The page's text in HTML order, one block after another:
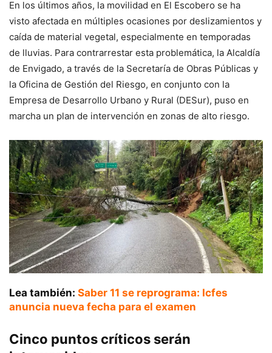
En los últimos años, la movilidad en El Escobero se ha
visto afectada en múltiples ocasiones por deslizamientos y
caída de material vegetal, especialmente en temporadas
de lluvias. Para contrarrestar esta problemática, la Alcaldía
de Envigado, a través de la Secretaría de Obras Públicas y
la Oficina de Gestión del Riesgo, en conjunto con la
Empresa de Desarrollo Urbano y Rural (DESur), puso en
marcha un plan de intervención en zonas de alto riesgo.
Lea también: Saber 11 se reprograma: Icfes
anuncia nueva fecha para el examen
Cinco puntos críticos serán